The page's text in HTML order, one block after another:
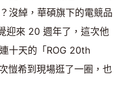
沒綽，華碩旗下的電競品
迎來 20 週年了，這次他
十天的「ROG 20th
愷希到現場逛了一圈，也